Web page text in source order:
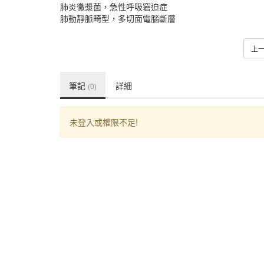
肺炎黴漿菌，急性呼吸窘迫症
肺動靜脈畸型，多切面電腦斷層
上
筆記 (0) 詳細
未登入或權限不足!